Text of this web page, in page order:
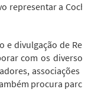
representar a
e divulgação de
com os
associações
procura